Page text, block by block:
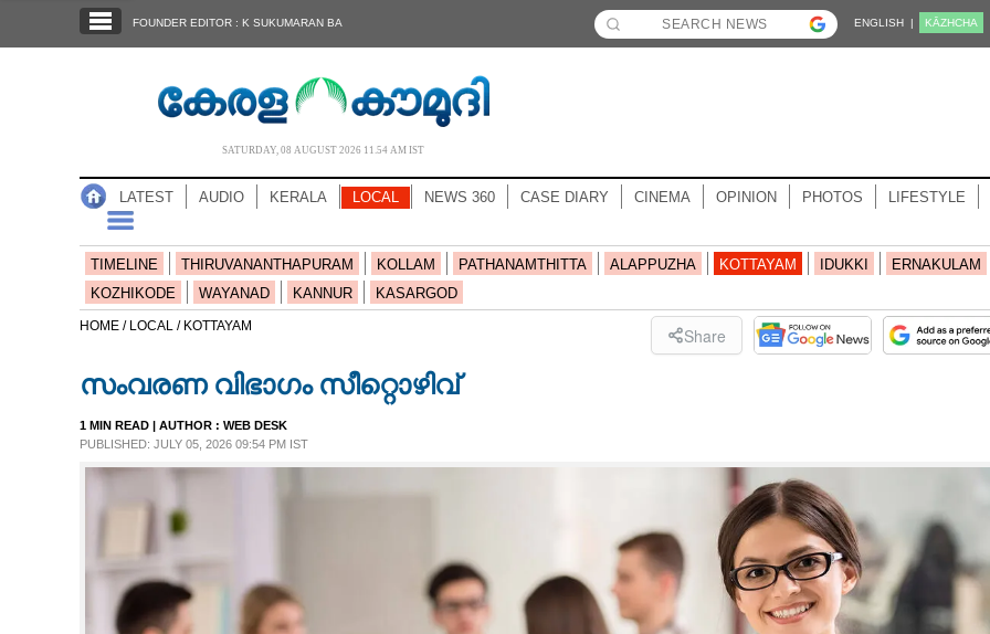
NOTIFIED NEWS
NEWS 360
CASE DIARY
FOUNDER EDITOR : K SUKUMARAN BA ENGLISH | KĀZHCHA
SATURDAY, 08 AUGUST 2026 11.54 AM IST
LATEST AUDIO KERALA LOCAL NEWS 360 CASE DIARY CINEMA OPINION PHOTOS LIFESTYLE
TIMELINE THIRUVANANTHAPURAM KOLLAM PATHANAMTHITTA ALAPPUZHA KOTTAYAM IDUKKI
ERNAKULAM
KOZHIKODE
WAYANAD KANNUR KASARGOD
HOME / LOCAL / KOTTAYAM Share
സംവരണ വിഭാഗം സീറ്റൊഴിവ്
1 MIN READ | AUTHOR : WEB DESK
PUBLISHED: JULY 05, 2026 09:54 PM IST